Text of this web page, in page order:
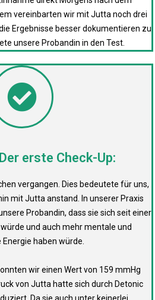
vereinbarten wir mit Jutta noch drei
Ergebnisse besser dokumentieren zu
unsere Probandin in den Test.
erste Check-Up:
vergangen. Dies bedeutete für uns,
mit Jutta anstand. In unserer Praxis
Probandin, dass sie sich seit einer
und auch mehr mentale und
Energie haben würde.
wir einen Wert von 159 mmHg
von Jutta hatte sich durch Detonic
Da sie auch unter keinerlei